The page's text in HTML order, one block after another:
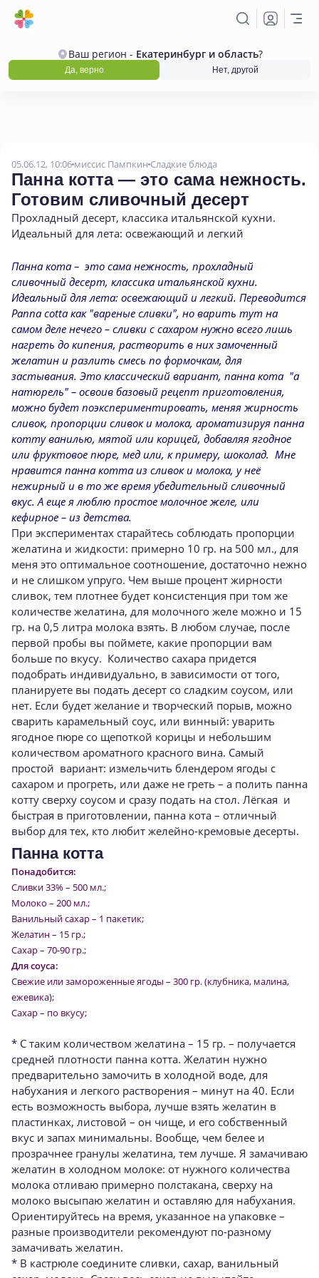
Ваш регион - Екатеринбург и область?
Да, верно Нет, другой
05.06.12, 10:06 миссис Пампкин Сладкие блюда
Панна котта — это сама нежность.
Готовим сливочный десерт
Прохладный десерт, классика итальянской кухни.
Идеальный для лета: освежающий и легкий
Панна кота – это сама нежность, прохладный
сливочный десерт, классика итальянской кухни.
Идеальный для лета: освежающий и легкий. Переводится
Panna cotta как "вареные сливки", но варить тут на
самом деле нечего – сливки с сахаром нужно всего лишь
нагреть до кипения, растворить в них замоченный
желатин и разлить смесь по формочкам, для
застывания. Это классический вариант, панна кота "а
натюрель" – освоив базовый рецепт приготовления,
можно будет поэкспериментировать, меняя жирность
сливок, пропорции сливок и молока, ароматизируя панна
котту ванилью, мятой или корицей, добавляя ягодное
или фруктовое пюре, мед или, к примеру, шоколад. Мне
нравится панна котта из сливок и молока, у неё
нежирный и в то же время убедительный сливочный
вкус. А еще я люблю простое молочное желе, или
кефирное – из детства.
При экспериментах старайтесь соблюдать пропорции
желатина и жидкости: примерно 10 гр. на 500 мл., для
меня это оптимальное соотношение, достаточно нежно
и не слишком упруго. Чем выше процент жирности
сливок, тем плотнее будет консистенция при том же
количестве желатина, для молочного желе можно и 15
гр. на 0,5 литра молока взять. В любом случае, после
первой пробы вы поймете, какие пропорции вам
больше по вкусу. Количество сахара придется
подобрать индивидуально, в зависимости от того,
планируете вы подать десерт со сладким соусом, или
нет. Если будет желание и творческий порыв, можно
сварить карамельный соус, или винный: уварить
ягодное пюре со щепоткой корицы и небольшим
количеством ароматного красного вина. Самый
простой вариант: измельчить блендером ягоды с
сахаром и прогреть, или даже не греть – а полить панна
котту сверху соусом и сразу подать на стол. Лёгкая и
быстрая в приготовлении, панна кота – отличный
выбор для тех, кто любит желейно-кремовые десерты.
Панна котта
Понадобится:
Сливки 33% – 500 мл.;
Молоко – 200 мл.;
Ванильный сахар – 1 пакетик;
Желатин – 15 гр.;
Сахар – 70-90 гр.;
Для соуса:
Свежие или замороженные ягоды – 300 гр. (клубника, малина,
ежевика);
Сахар – по вкусу;
* С таким количеством желатина – 15 гр. – получается
средней плотности панна котта. Желатин нужно
предварительно замочить в холодной воде, для
набухания и легкого растворения – минут на 40. Если
есть возможность выбора, лучше взять желатин в
пластинках, листовой – он чище, и его собственный
вкус и запах минимальны. Вообще, чем белее и
прозрачнее гранулы желатина, тем лучше. Я замачиваю
желатин в холодном молоке: от нужного количества
молока отливаю примерно полстакана, сверху на
молоко высыпаю желатин и оставляю для набухания.
Ориентируйтесь на время, указанное на упаковке –
разные производители рекомендуют по-разному
замачивать желатин.
* В кастрюле соедините сливки, сахар, ванильный